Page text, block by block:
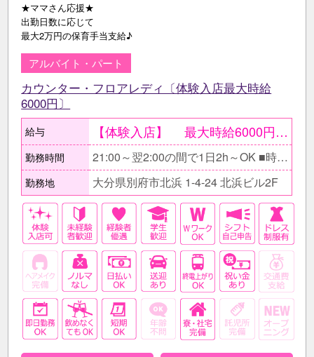
★ママさん応援★
出勤日数に応じて
最大2万円の保育手当支給♪
アルバイト・パート
カウンター・フロアレディ〔体験入店最大時給
6000円〕
給与 【体験入店】 最大時給6000円〔期間限定〕 ●当日現金で全額支給。 ○体験入店は一度ではなく複数回OK。 【在籍後】 時給2500円～3000円＋ 各種高額バック有 ●同伴・指名バック100％、 ボトルキープバック30％、 その他月〆賞与有 《完全歩合制度》 時給や高額バックに加え、 完全歩合制も導入しています◎ 選択制を採用しているため､ ｢自分の力でどんどん稼ぎたい｣と 考えている方には最適なシステムです！ 【月収例】 ≪会社上がりに働くAさん/会社員≫ 時給2500円×1日3h×週2～3日〔月8日〕 ＝月収6万円+各種バック ≪しっかり稼ぎたいBさん/フリーター≫ 時給2500円×1日5h×週5日〔月20日〕 ＝月収25万円+各種バック
勤務時間 21:00～翌2:00の間で1日2h～OK ■時間帯・日数は相談に応じます。 □フルタイム出勤希望の方 お待ちしています! ガッツリ働いて高収入をゲット♪ ■学校終わりのスキマ時間にちょこっと勤務できます！ □体験入店の場合は1日4h～になります。 あっという間に時間が経ちますよ♪
勤務地 大分県別府市北浜 1-4-24 北浜ビル2F